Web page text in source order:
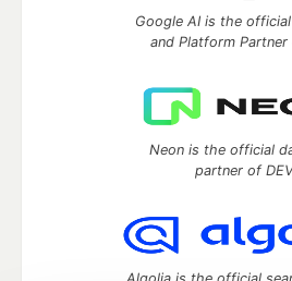
Google AI is the
and Platform Partner
Neon is the official
partner of